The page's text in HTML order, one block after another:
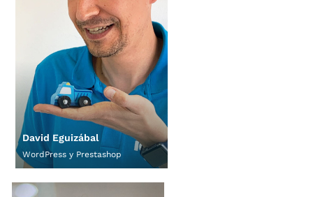
David Eguizábal
WordPress y Prestashop